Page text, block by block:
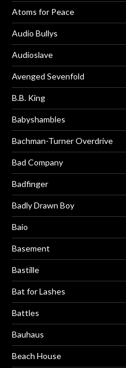
Atoms for Peace
Audio Bullys
Audioslave
Avenged Sevenfold
B.B. King
Babyshambles
Bachman-Turner Overdrive
Bad Company
Badfinger
Badly Drawn Boy
Baio
Basement
Bastille
Bat for Lashes
Battles
Bauhaus
Beach House